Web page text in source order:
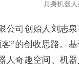
具身机器人
公司创始人刘志
”的创收思路。
人奇趣空间、机